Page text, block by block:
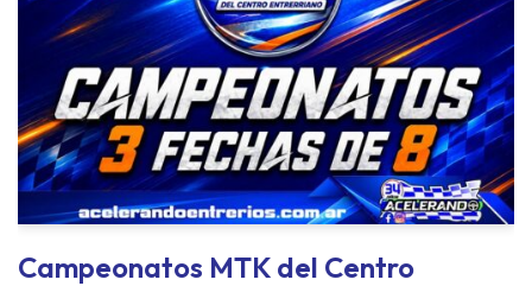
Campeonatos MTK del Centro